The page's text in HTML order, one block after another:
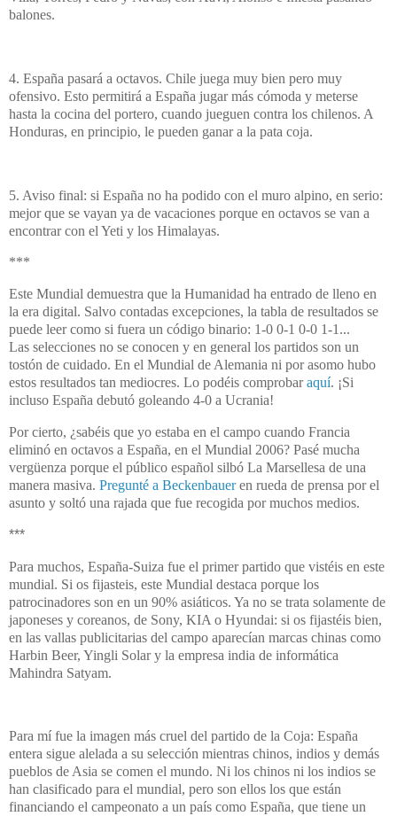
balones.
4. España pasará a octavos. Chile juega muy bien pero muy
ofensivo. Esto permitirá a España jugar más cómoda y meterse
hasta la cocina del portero, cuando jueguen contra los chilenos. A
Honduras, en principio, le pueden ganar a la pata coja.
5. Aviso final: si España no ha podido con el muro alpino, en serio:
mejor que se vayan ya de vacaciones porque en octavos se van a
encontrar con el Yeti y los Himalayas.
***
Este Mundial demuestra que la Humanidad ha entrado de lleno en
la era digital. Salvo contadas excepciones, la tabla de resultados se
puede leer como si fuera un código binario: 1-0 0-1 0-0 1-1...
Las selecciones no se conocen y en general los partidos son un
tostón de cuidado. En el Mundial de Alemania ni por asomo hubo
estos resultados tan mediocres. Lo podéis comprobaraquí. ¡Si
incluso España debutó goleando 4-0 a Ucrania!
Por cierto, ¿sabéis que yo estaba en el campo cuando Francia
eliminó en octavos a España, en el Mundial 2006? Pasé mucha
vergüenza porque el público español silbó La Marsellesa de una
manera masiva. Pregunté a Beckenbaueren rueda de prensa por el
asunto y soltó una rajada que fue recogida por muchos medios.
***
Para muchos, España-Suiza fue el primer partido que vistéis en este
mundial. Si os fijasteis, este Mundial destaca porque los
patrocinadores son en un 90% asiáticos. Ya no se trata solamente de
japoneses y coreanos, de Sony, KIA o Hyundai: si os fijastéis bien,
en las vallas publicitarias del campo aparecían marcas chinas como
Harbin Beer, Yingli Solar y la empresa india de informática
Mahindra Satyam.
Para mí fue la imagen más cruel del partido de la Coja: España
entera sigue alelada a su selección mientras chinos, indios y demás
pueblos de Asia se comen el mundo. Ni los chinos ni los indios se
han clasificado para el mundial, pero son ellos los que están
financiando el campeonato a un país como España, que tiene un